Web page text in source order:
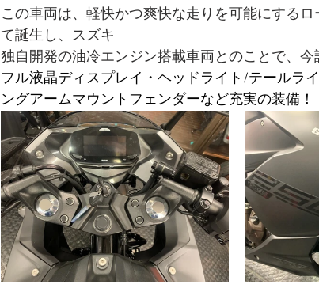
この車両は、軽快かつ爽快な走りを可能にする
て誕生し、スズキ
独自開発の油冷エンジン搭載車両とのことで、今
フル液晶ディスプレイ・ヘッドライト/テールラ
ングアームマウントフェンダーなど充実の装備！